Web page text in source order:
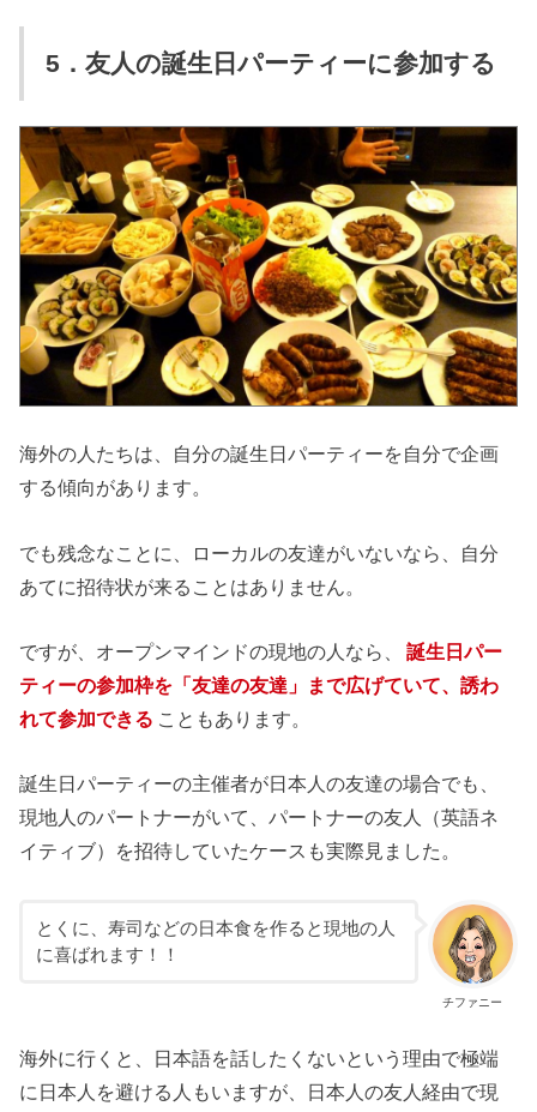
5．友人の誕生日パーティーに参加する
海外の人たちは、自分の誕生日パーティーを自分で企画
する傾向があります。
でも残念なことに、ローカルの友達がいないなら、自分
あてに招待状が来ることはありません。
ですが、オープンマインドの現地の人なら、
誕生日パー
ティーの参加枠を「友達の友達」まで広げていて、誘わ
れて参加できる こともあります。
誕生日パーティーの主催者が日本人の友達の場合でも、
現地人のパートナーがいて、パートナーの友人（英語ネ
イティブ）を招待していたケースも実際見ました。
チファニー
とくに、寿司などの日本食を作ると現地の人
に喜ばれます！！
海外に行くと、日本語を話したくないという理由で極端
に日本人を避ける人もいますが、日本人の友人経由で現